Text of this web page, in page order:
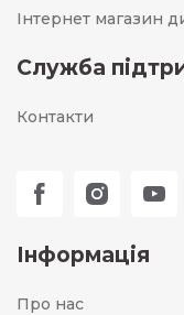
Інтернет магазин
Служба
Контакти
Інформація
Про нас